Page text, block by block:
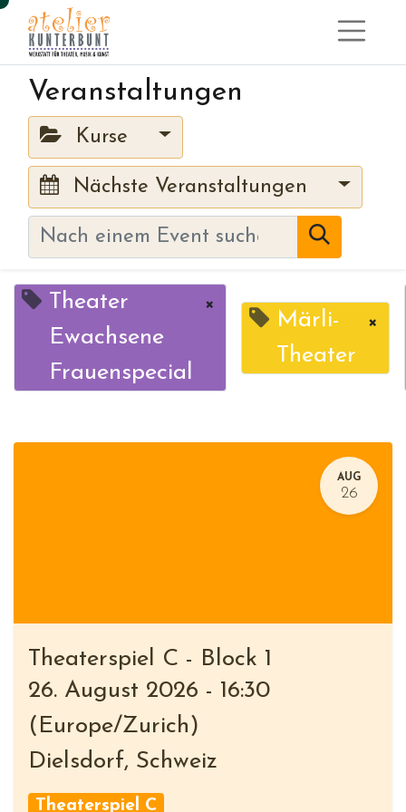
Veranstaltungen
Kurse
Nächste Veranstaltungen
Theater
Ewachsene
Frauenspecial
×
Märli-
Theater
×
AUG
26
Theaterspiel C - Block 1
26. August 2026 - 16:30
( Europe/Zurich )
Dielsdorf, Schweiz
Theaterspiel C